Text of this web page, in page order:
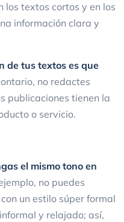
los textos cortos y en los
información clara y
de tus textos es que
no redactes
publicaciones tienen la
o servicio.
el mismo tono en
no puedes
un estilo súper formal
y relajado; así,